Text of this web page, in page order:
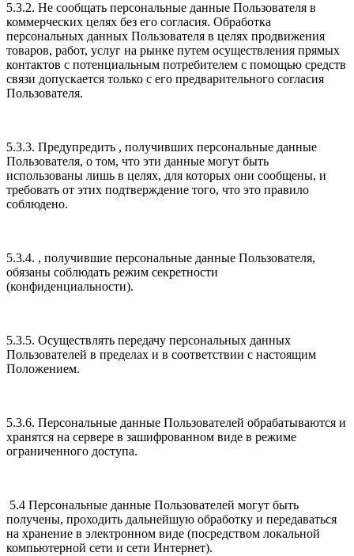
5.3.2. Не сообщать персональные данные Пользователя в
коммерческих целях без его согласия. Обработка
персональных данных Пользователя в целях продвижения
товаров, работ, услуг на рынке путем осуществления прямых
контактов с потенциальным потребителем с помощью средств
связи допускается только с его предварительного согласия
Пользователя.
5.3.3. Предупредить , получивших персональные данные
Пользователя, о том, что эти данные могут быть
использованы лишь в целях, для которых они сообщены, и
требовать от этих подтверждение того, что это правило
соблюдено.
5.3.4. , получившие персональные данные Пользователя,
обязаны соблюдать режим секретности
(конфиденциальности).
5.3.5. Осуществлять передачу персональных данных
Пользователей в пределах и в соответствии с настоящим
Положением.
5.3.6. Персональные данные Пользователей обрабатываются и
хранятся на сервере в зашифрованном виде в режиме
ограниченного доступа.
5.4 Персональные данные Пользователей могут быть
получены, проходить дальнейшую обработку и передаваться
на хранение в электронном виде (посредством локальной
компьютерной сети и сети Интернет).